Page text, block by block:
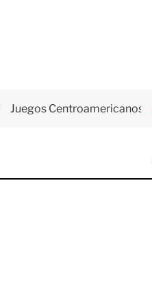
Juegos Centroamericanos